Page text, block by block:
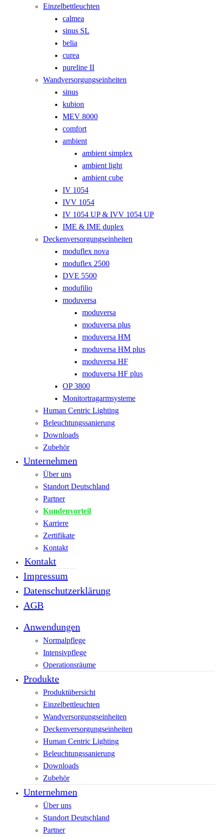
Einzelbettleuchten
calmea
sinus SL
belia
curea
pureline II
Wandversorgungseinheiten
sinus
kubion
MEV 8000
comfort
ambient
ambient simplex
ambient light
ambient cube
IV 1054
IVV 1054
IV 1054 UP & IVV 1054 UP
IME & IME duplex
Deckenversorgungseinheiten
moduflex nova
moduflex 2500
DVE 5500
modufilio
moduversa
moduversa
moduversa plus
moduversa HM
moduversa HM plus
moduversa HF
moduversa HF plus
OP 3800
Monitortragarmsysteme
Human Centric Lighting
Beleuchtungssanierung
Downloads
Zubehör
Unternehmen
Über uns
Standort Deutschland
Partner
Kundenvorteil
Karriere
Zertifikate
Kontakt
Kontakt
Impressum
Datenschutzerklärung
AGB
Anwendungen
Normalpflege
Intensivpflege
Operationsräume
Produkte
Produktübersicht
Einzelbettleuchten
Wandversorgungseinheiten
Deckenversorgungseinheiten
Human Centric Lighting
Beleuchtungssanierung
Downloads
Zubehör
Unternehmen
Über uns
Standort Deutschland
Partner